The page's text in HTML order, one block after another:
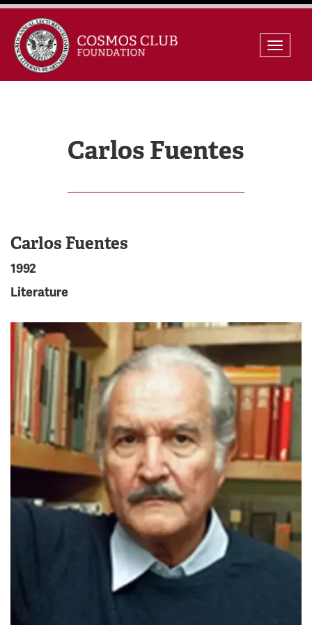
Skip
to
content
Toggle
Carlos Fuentes
Carlos Fuentes
1992
Literature